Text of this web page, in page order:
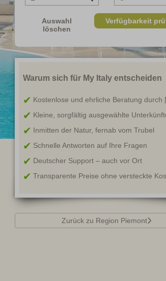
Auswahl
löschen
Verfügbarkeit
Warum sich für My Italy entscheiden
Kostenlose und ehrliche Beratung durch
Kleine, sorgfältig ausgewählte
Inmitten der Natur, fernab vom Trubel
Schnelle Antworten auf Ihre Fragen
Deutscher Support – auch vor Ort
Transparente Preise ohne versteckte
Zurück zu Region Piemont